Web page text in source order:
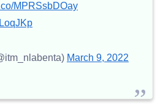
MPRSsbDOay
March 9, 2022